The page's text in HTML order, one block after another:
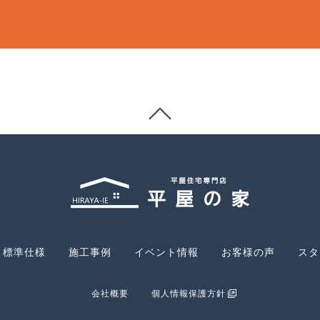
標準仕様 施工事例 イベント情報 お客様の声 ス
会社概要 個人情報保護方針